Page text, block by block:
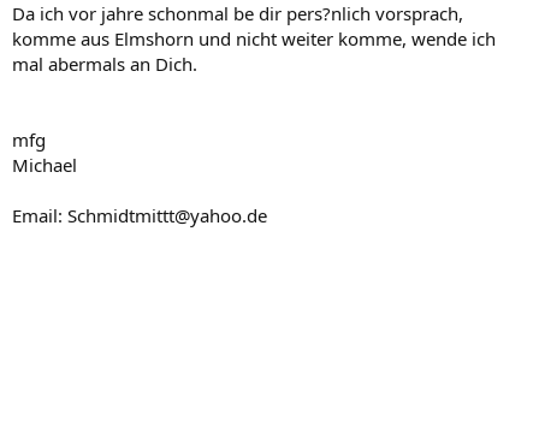
Da ich vor jahre schonmal be dir pers?nlich vorsprach,
komme aus Elmshorn und nicht weiter komme, wende ich
mal abermals an Dich.
mfg
Michael
Email: Schmidtmittt@yahoo.de